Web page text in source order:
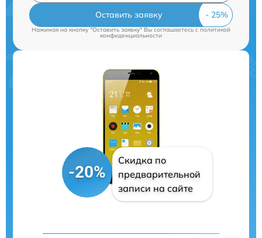
Оставить заявку
Нажимая на кнопку "Оставить заявку" Вы соглашаетесь cполитикой
конфиденциальности
-20%
Скидка по
предварительной
записи на сайте